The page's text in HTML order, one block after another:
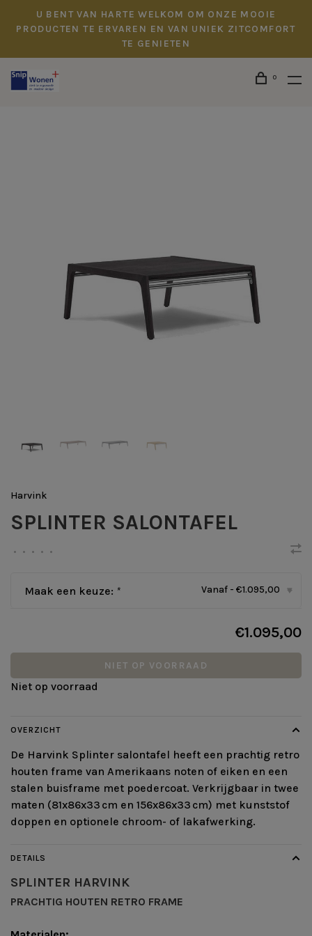
U BENT VAN HARTE WELKOM OM ONZE MOOIE
PRODUCTEN TE ERVAREN EN VAN UNIEK ZITCOMFORT
TE GENIETEN
0
Harvink
SPLINTER SALONTAFEL
• • • • •
Maak een keuze: * Vanaf - €1.095,00 ▾
€1.095,00
NIET OP VOORRAAD
Niet op voorraad
OVERZICHT
De Harvink Splinter salontafel heeft een prachtig retro
houten frame van Amerikaans noten of eiken en een
stalen buisframe met poedercoat. Verkrijgbaar in twee
maten (81x86x33 cm en 156x86x33 cm) met kunststof
doppen en optionele chroom- of lakafwerking.
DETAILS
SPLINTER HARVINK
PRACHTIG HOUTEN RETRO FRAME